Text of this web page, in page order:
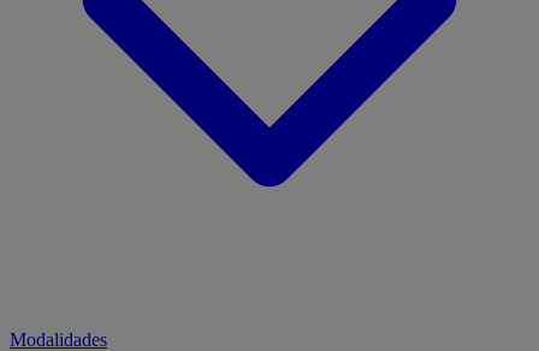
Modalidades